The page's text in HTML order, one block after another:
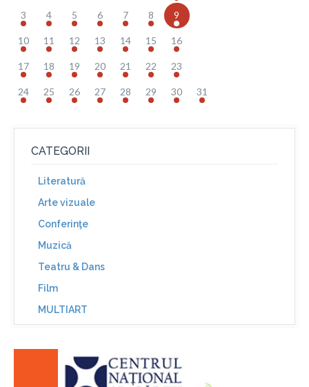
3 4 5 6 7 8 9
10 11 12 13 14 15 16
17 18 19 20 21 22 23
24 25 26 27 28 29 30 31
CATEGORII
Literatură
Arte vizuale
Conferinţe
Muzică
Teatru & Dans
Film
MULTIART